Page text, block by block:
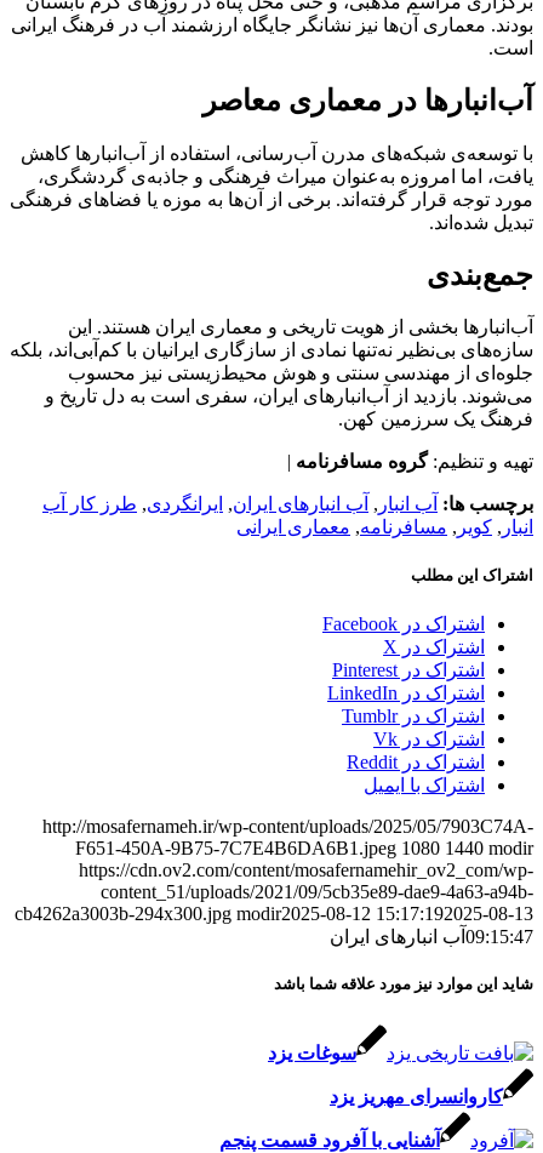
بودند. معماری آن‌ها نیز نشانگر جایگاه ارزشمند آب در فرهنگ ایرانی
است.
آب‌انبارها در معماری معاصر
با توسعه‌ی شبکه‌های مدرن آب‌رسانی، استفاده از آب‌انبارها کاهش
یافت، اما امروزه به‌عنوان میراث فرهنگی و جاذبه‌ی گردشگری،
مورد توجه قرار گرفته‌اند. برخی از آن‌ها به موزه یا فضاهای فرهنگی
تبدیل شده‌اند.
جمع‌بندی
آب‌انبارها بخشی از هویت تاریخی و معماری ایران هستند. این
سازه‌های بی‌نظیر نه‌تنها نمادی از سازگاری ایرانیان با کم‌آبی‌اند، بلکه
جلوه‌ای از مهندسی سنتی و هوش محیط‌زیستی نیز محسوب
می‌شوند. بازدید از آب‌انبارهای ایران، سفری است به دل تاریخ و
فرهنگ یک سرزمین کهن.
تهیه و تنظیم:گروه مسافرنامه |
برچسب ها: آب انبار , آب انبارهای ایران, ایرانگردی, طرز کار آب
انبار , کویر , مسافرنامه, معماری ایرانی
اشتراک این مطلب
اشتراک در Facebook
اشتراک در X
اشتراک در Pinterest
اشتراک در LinkedIn
اشتراک در Tumblr
اشتراک در Vk
اشتراک در Reddit
اشتراک با ایمیل
http://mosafernameh.ir/wp-content/uploads/2025/05/7903C74A-
F651-450A-9B75-7C7E4B6DA6B1.jpeg 1080 1440 modir
https://cdn.ov2.com/content/mosafernamehir_ov2_com/wp-
content_51/uploads/2021/09/5cb35e89-dae9-4a63-a94b-
cb4262a3003b-294x300.jpg modir2025-08-12 15:17:192025-08-13
09:15:47 آب انبارهای ایران
شاید این موارد نیز مورد علاقه شما باشد
سوغات یزد
کاروانسرای مهریز یزد
آشنایی با آفرود قسمت پنجم